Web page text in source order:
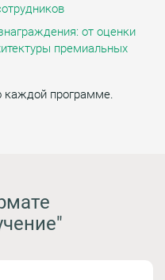
от оценки
премиальных
каждой программе.